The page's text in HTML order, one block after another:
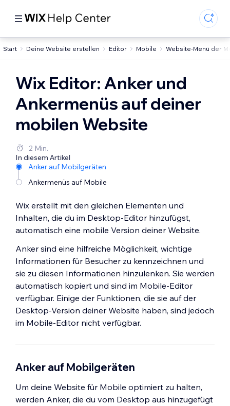
Start Deine Website erstellen Editor Mobile Website-Menü der
Wix Editor: Anker und
Ankermenüs auf deiner
mobilen Website
2 Min.
In diesem Artikel
Anker auf Mobilgeräten
Ankermenüs auf Mobile
Wix erstellt mit den gleichen Elementen und
Inhalten, die du im Desktop-Editor hinzufügst,
automatisch eine mobile Version deiner Website.
Anker sind eine hilfreiche Möglichkeit, wichtige
Informationen für Besucher zu kennzeichnen und
sie zu diesen Informationen hinzulenken. Sie werden
automatisch kopiert und sind im Mobile-Editor
verfügbar. Einige der Funktionen, die sie auf der
Desktop-Version deiner Website haben, sind jedoch
im Mobile-Editor nicht verfügbar.
Anker auf Mobilgeräten
Um deine Website für Mobile optimiert zu halten,
werden Anker, die du vom Desktop aus hinzugefügt